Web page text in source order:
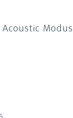
Acoustic